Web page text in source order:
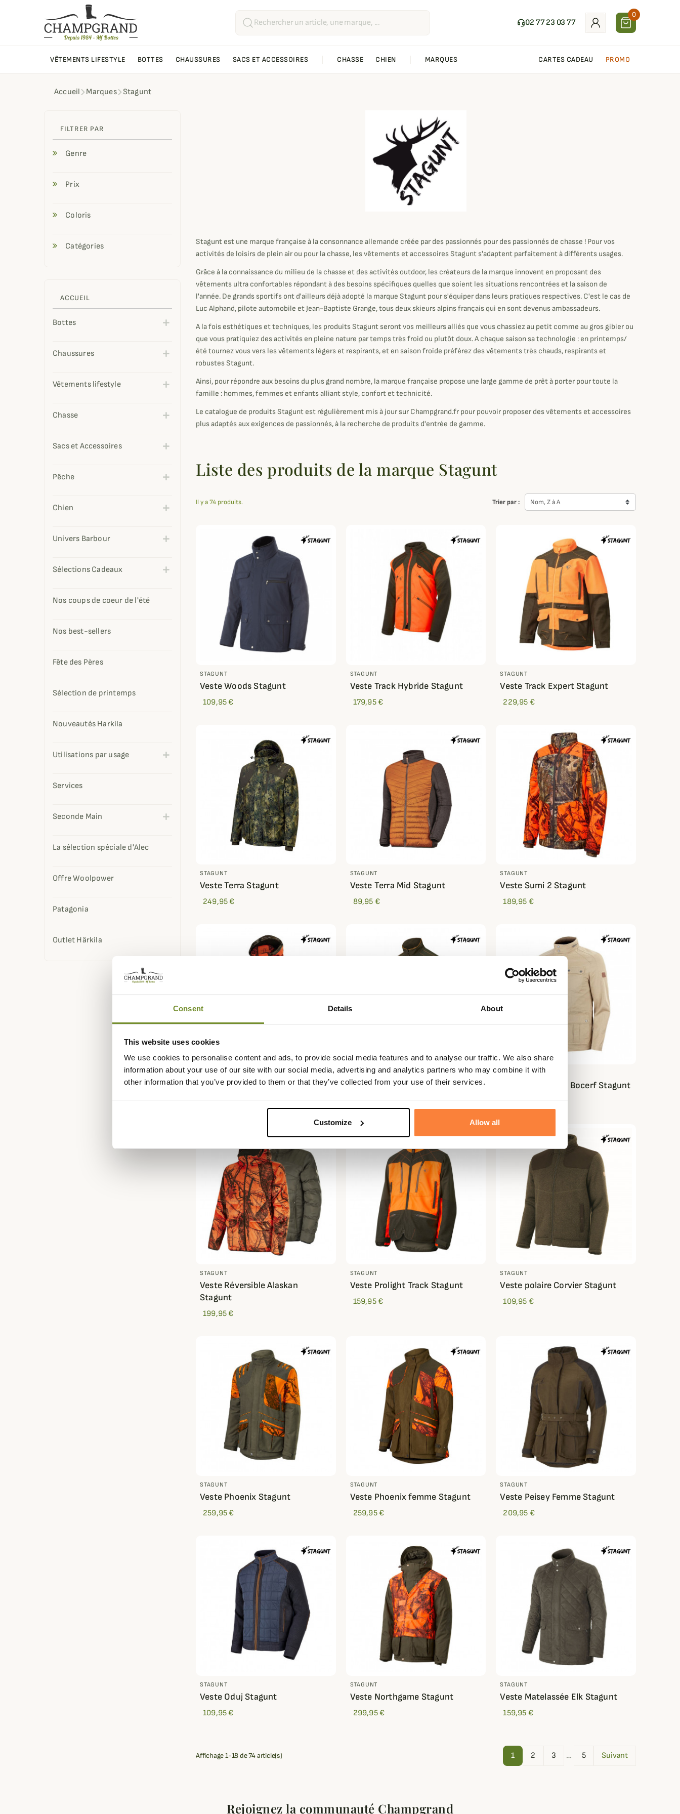
Consent Details About
This website uses cookies
We use cookies to personalise content and ads, to provide social media features and to analyse our traffic. We also share
information about your use of our site with our social media, advertising and analytics partners who may combine it with
other information that you’ve provided to them or that they’ve collected from your use of their services.
Customize Allow all
02 77 23 03 77
0
VÊTEMENTS LIFESTYLE BOTTES CHAUSSURES SACS ET ACCESSOIRES CHASSE CHIEN MARQUES CARTES CADEAU PROMO
Accueil Marques Stagunt
FILTRER PAR
Genre
Prix
Coloris
Catégories
ACCUEIL
Bottes
Chaussures
Vêtements lifestyle
Chasse
Sacs et Accessoires
Pêche
Chien
Univers Barbour
Sélections Cadeaux
Nos coups de coeur de l'été
Nos best-sellers
Fête des Pères
Sélection de printemps
Nouveautés Harkila
Utilisations par usage
Services
Seconde Main
La sélection spéciale d'Alec
Offre Woolpower
Patagonia
Outlet Härkila
Stagunt est une marque française à la consonnance allemande créée par des passionnés pour des passionnés de chasse ! Pour vos
activités de loisirs de plein air ou pour la chasse, les vêtements et accessoires Stagunt s'adaptent parfaitement à différents usages.
Grâce à la connaissance du milieu de la chasse et des activités outdoor, les créateurs de la marque innovent en proposant des
vêtements ultra confortables répondant à des besoins spécifiques quelles que soient les situations rencontrées et la saison de
l'année. De grands sportifs ont d'ailleurs déjà adopté la marque Stagunt pour s'équiper dans leurs pratiques respectives. C'est le cas de
Luc Alphand, pilote automobile et Jean-Baptiste Grange, tous deux skieurs alpins français qui en sont devenus ambassadeurs.
A la fois esthétiques et techniques, les produits Stagunt seront vos meilleurs alliés que vous chassiez au petit comme au gros gibier ou
que vous pratiquiez des activités en pleine nature par temps très froid ou plutôt doux. A chaque saison sa technologie : en printemps/
été tournez vous vers les vêtements légers et respirants, et en saison froide préférez des vêtements très chauds, respirants et
robustes Stagunt.
Ainsi, pour répondre aux besoins du plus grand nombre, la marque française propose une large gamme de prêt à porter pour toute la
famille : hommes, femmes et enfants alliant style, confort et technicité.
Le catalogue de produits Stagunt est régulièrement mis à jour sur Champgrand.fr pour pouvoir proposer des vêtements et accessoires
plus adaptés aux exigences de passionnés, à la recherche de produits d'entrée de gamme.
Liste des produits de la marque Stagunt
Trier par : Nom, Z à A
Il y a 74 produits.
STAGUNT
Veste Woods Stagunt
109,95 €
STAGUNT
Veste Track Hybride Stagunt
179,95 €
STAGUNT
Veste Track Expert Stagunt
229,95 €
STAGUNT
Veste Terra Stagunt
249,95 €
STAGUNT
Veste Terra Mid Stagunt
89,95 €
STAGUNT
Veste Sumi 2 Stagunt
189,95 €
STAGUNT
Veste Soft Game JKT Stagunt
199,95 €
STAGUNT
Veste Snipe Stagunt
259,95 €
STAGUNT
Veste saharienne Bocerf Stagunt
79,95 €
STAGUNT
Veste Réversible Alaskan
Stagunt
199,95 €
STAGUNT
Veste Prolight Track Stagunt
159,95 €
STAGUNT
Veste polaire Corvier Stagunt
109,95 €
STAGUNT
Veste Phoenix Stagunt
259,95 €
STAGUNT
Veste Phoenix femme Stagunt
259,95 €
STAGUNT
Veste Peisey Femme Stagunt
209,95 €
STAGUNT
Veste Oduj Stagunt
109,95 €
STAGUNT
Veste Northgame Stagunt
299,95 €
STAGUNT
Veste Matelassée Elk Stagunt
159,95 €
Affichage 1-18 de 74 article(s) 1 2 3 … 5 Suivant
Rejoignez la communauté Champgrand